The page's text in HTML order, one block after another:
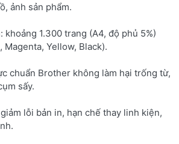
ảnh sản phẩm.
khoảng 1.300 trang (A4, độ phủ 5%)
Magenta, Yellow, Black).
chuẩn Brother không làm hại trống từ,
sấy.
lỗi bản in, hạn chế thay linh kiện,